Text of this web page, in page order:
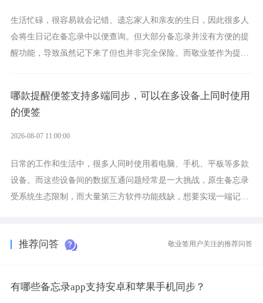
生活忙碌，很容易就会记错、遗忘家人和亲友的生日，因此很多人
会将生日记在备忘录中以便查询。但大部分备忘录并没有方便的提
醒功能，导致虽然记下来了但也并非完全保险。而敬业签作为提醒
哪款提醒便签支持多端同步，可以在多设备上同时使用
的便签
2026-08-07 11:00:00
日常的工作和生活中，很多人同时使用着电脑、手机、平板等多款
设备。而这些设备间的数据互通问题经常是一大挑战，原生备忘录
受系统生态限制，而大量第三方软件功能残缺，想要实现一端记
推荐问答 敬业签用户关注的推荐问答
有哪些备忘录app支持安卓和苹果手机同步？